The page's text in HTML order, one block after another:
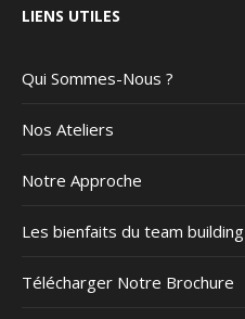
LIENS UTILES
Qui Sommes-Nous ?
Nos Ateliers
Notre Approche
Les bienfaits du team building
Télécharger Notre Brochure